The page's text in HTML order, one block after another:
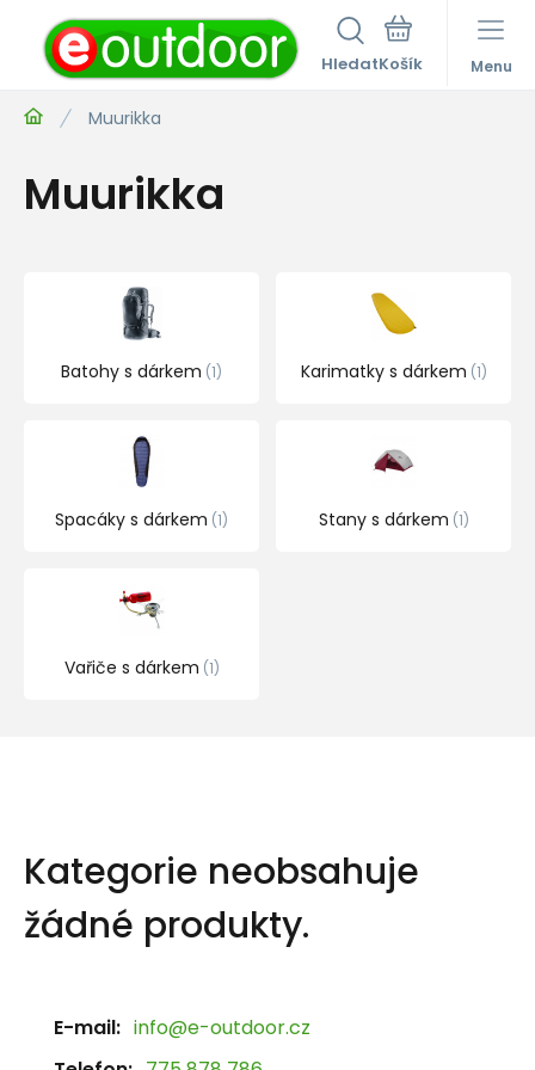
Hledat Menu
Muurikka
Muurikka
Batohy s dárkem 1 Karimatky s dárkem 1
Spacáky s dárkem 1 Stany s dárkem 1
Vařiče s dárkem 1
Kategorie neobsahuje
žádné produkty.
E-mail: info@e-outdoor.cz